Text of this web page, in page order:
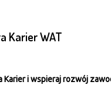
Karier WAT
Karier i wspieraj rozwój